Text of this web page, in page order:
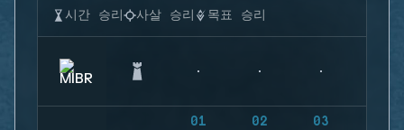
시간 승리 사살 승리 목표 승리
01 02 03